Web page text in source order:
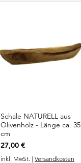
Schnellansicht
Schale NATURELL aus
Olivenholz - Länge ca. 35
cm
Preis
27,00 €
inkl. MwSt. | Versandkosten